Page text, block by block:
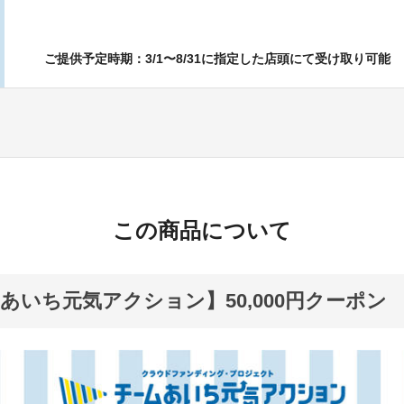
ご提供予定時期：3/1〜8/31に指定した店頭にて受け取り可能
この商品について
いち元気アクション】50,000円クーポン